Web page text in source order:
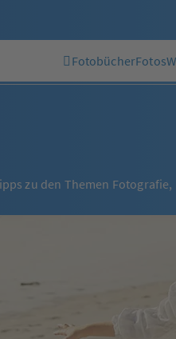
FotobücherFotos
zu den Themen